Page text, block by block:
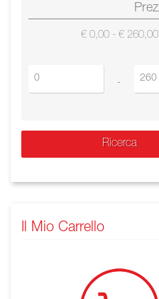
€ 0,00 - € 260,00
Prezzo minimo -
Il Mio Carrello